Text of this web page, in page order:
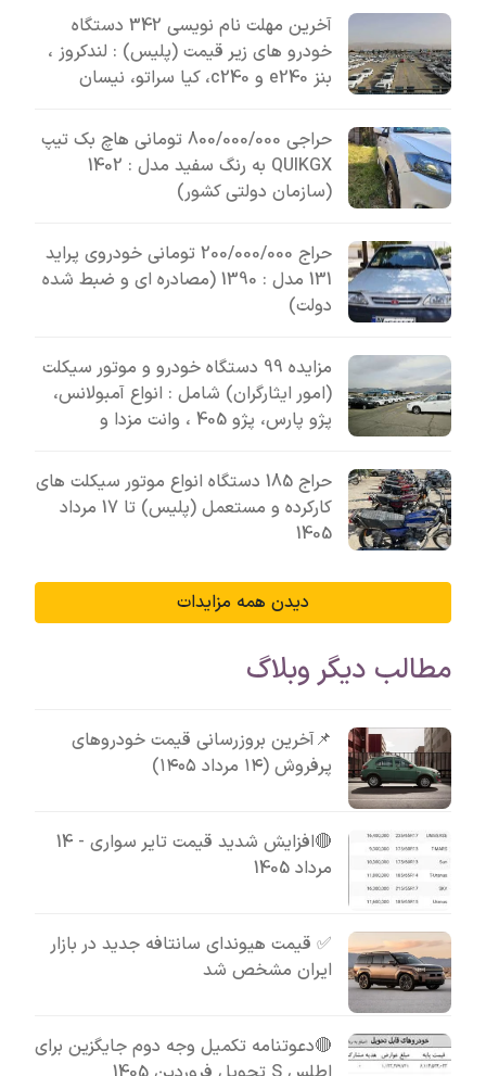
آخرین مهلت نام نویسی 342 دستگاه
خودرو های زیر قیمت (پلیس) : لندکروز ،
بنز e240 و c240، کیا سراتو، نیسان
حراجی 800/000/000 تومانی ھاچ بک تیپ
QUIKGX به رنگ سفید مدل : 1402
(سازمان دولتی کشور)
حراج 200/000/000 تومانی خودروی پراید
131 مدل : 1390 (مصادره ای و ضبط شده
دولت)
مزایده 99 دستگاه خودرو و موتور سیکلت
(امور ایثارگران) شامل : انواع آمبولانس،
پژو پارس، پژو 405 ، وانت مزدا و
حراج 185 دستگاه انواع موتور سیکلت های
کارکرده و مستعمل (پلیس) تا 17 مرداد
1405
دیدن همه مزایدات
مطالب دیگر وبلاگ
📌آخرین بروزرسانی قیمت خودروهای
پرفروش (۱۴ مرداد ۱۴۰۵)
🔴افزایش شدید قیمت تایر سواری - 14
مرداد 1405
✅ قیمت هیوندای سانتافه جدید در بازار
ایران مشخص شد
🔴دعوتنامه تکمیل وجه دوم جایگزین برای